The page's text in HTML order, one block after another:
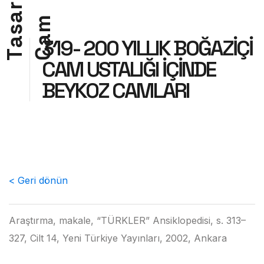
C
a
m
T
a
s
a
r
319- 200 YILLIK BOĞAZİÇİ
CAM USTALIĞI İÇİNDE
BEYKOZ CAMLARI
< Geri dönün
Araştırma, makale, “TÜRKLER” Ansiklopedisi, s. 313–
327, Cilt 14, Yeni Türkiye Yayınları, 2002, Ankara